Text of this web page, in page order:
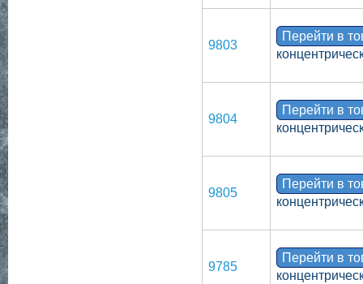
9803
Перейти в
9804
Перейти в
9805
Перейти в
9785
Перейти в